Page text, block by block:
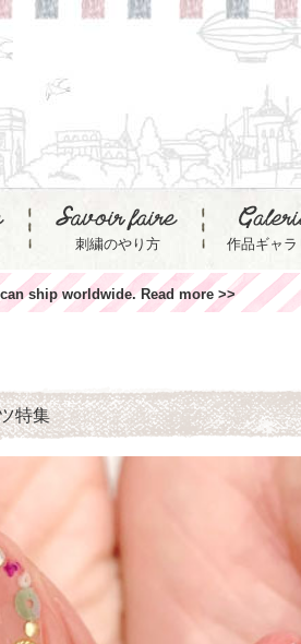
刺繍のやり方 作品ギャラ
ship worldwide. Read more >>
特集